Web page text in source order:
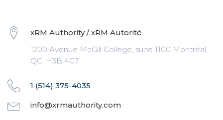
xRM Authority / xRM Autorité
1200 Avenue McGill College, suite 1100 Montréal,
QC, H3B 4G7
1 (514) 375-4035
info@xrmauthority.com